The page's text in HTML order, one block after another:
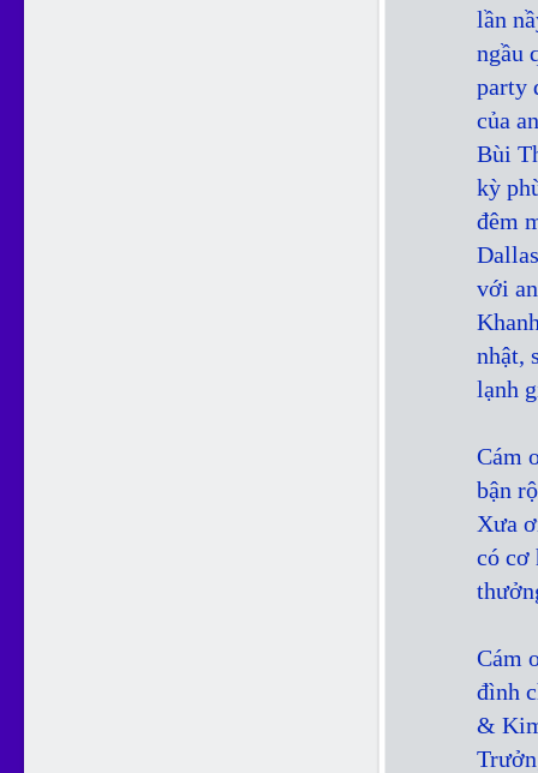
lần
ngầu
party
của
Bùi
kỳ
đêm
với
nhật,
lạnh
Cám
bận
Xưa
có cơ
Cám
đình
&